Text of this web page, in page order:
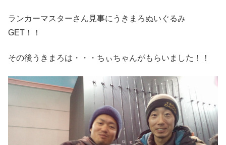
ランカーマスターさん見事にうきまろぬいぐるみ
GET！！
その後うきまろは・・・ちぃちゃんがもらいました！！